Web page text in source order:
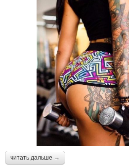
читать дальше →